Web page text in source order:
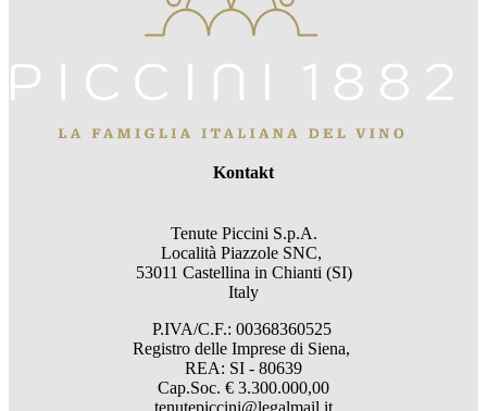
Kontakt
Tenute Piccini S.p.A.
Località Piazzole SNC,
53011 Castellina in Chianti (SI)
Italy
P.IVA/C.F.: 00368360525
Registro delle Imprese di Siena,
REA: SI - 80639
Cap.Soc. € 3.300.000,00
tenutepiccini@legalmail.it